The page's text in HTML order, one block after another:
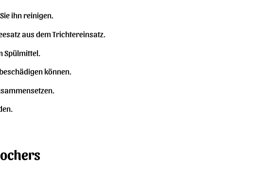
ihn reinigen.
aus dem Trichtereinsatz.
Spülmittel.
können.